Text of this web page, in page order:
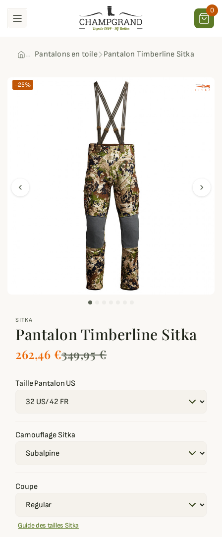
0
Pantalons en toile Pantalon Timberline Sitka
chevron_left chevron_right
-25%
SITKA
Pantalon Timberline Sitka
262,46 €349,95 €
Taille Pantalon US
Camouflage Sitka
Coupe
Guide des tailles Sitka